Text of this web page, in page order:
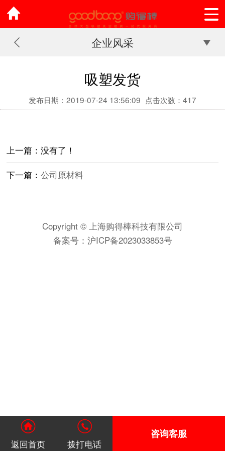
企业风采
吸塑发货
发布日期：2019-07-24 13:56:09 点击次数：417
上一篇：没有了！
下一篇：公司原材料
Copyright © 上海购得棒科技有限公司
备案号： 沪ICP备2023033853号
返回首页 拨打电话
咨询客服